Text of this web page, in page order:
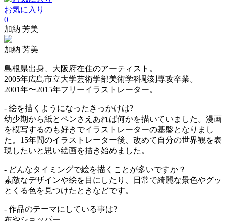
お気に入り
0
加納 芳美
加納 芳美
島根県出身、大阪府在住のアーティスト。
2005年広島市立大学芸術学部美術学科彫刻専攻卒業。
2001年〜2015年フリーイラストレーター。
- 絵を描くようになったきっかけは?
幼少期から紙とペンさえあれば何かを描いていました。漫画
を模写するのも好きでイラストレーターの基盤となりまし
た。15年間のイラストレーター後、改めて自分の世界観を表
現したいと思い絵画を描き始めました。
- どんなタイミングで絵を描くことが多いですか？
素敵なデザインや絵を目にしたり、日常で綺麗な景色やグッ
とくる色を見つけたときなどです。
- 作品のテーマにしている事は?